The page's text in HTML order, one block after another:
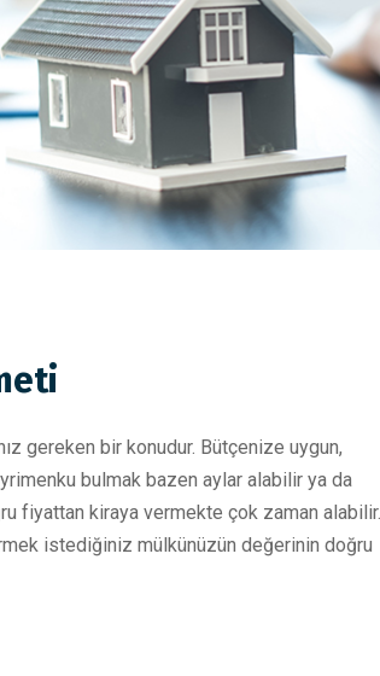
gereken bir konudur. Bütçenize uygun,
bulmak bazen aylar alabilir ya da
fiyattan kiraya vermekte çok zaman alabilir.
istediğiniz mülkünüzün değerinin doğru